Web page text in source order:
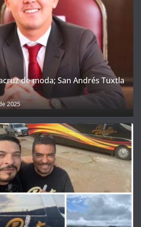
de moda; San Andrés Tuxtla
2025